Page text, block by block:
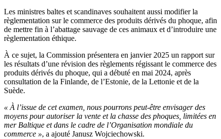
Les ministres baltes et scandinaves souhaitent aussi modifier la
règlementation sur le commerce des produits dérivés du phoque, afin
de mettre fin à l’abattage sauvage de ces animaux et d’introduire une
règlementation éthique.
À ce sujet, la Commission présentera en janvier 2025 un rapport sur
les résultats d’une révision des règlements régissant le commerce des
produits dérivés du phoque, qui a débuté en mai 2024, après
consultation de la Finlande, de l’Estonie, de la Lettonie et de la
Suède.
« À l’issue de cet examen, nous pourrons peut-être envisager des
moyens pour autoriser la vente et la chasse des phoques, limitées en
mer Baltique et dans le cadre de l’Organisation mondiale du
commerce », a ajouté Janusz Wojciechowski.